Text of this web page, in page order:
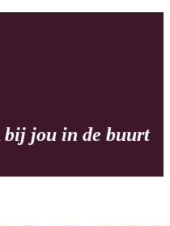
bij jou in de buurt